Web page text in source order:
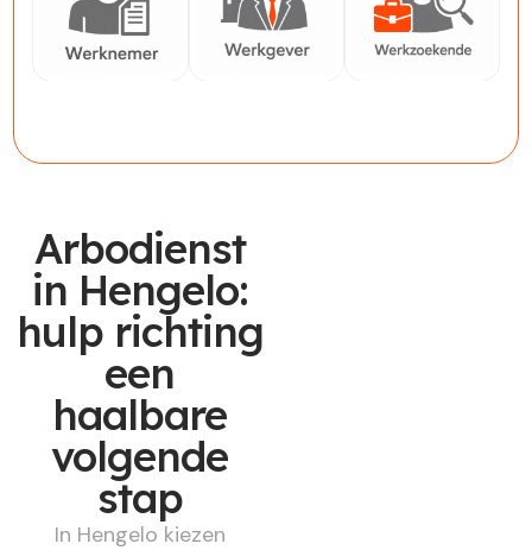
Arbodienst
in Hengelo:
hulp richting
een
haalbare
volgende
stap
In Hengelo kiezen